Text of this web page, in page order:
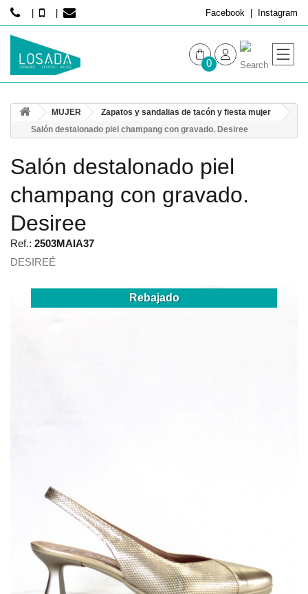
Facebook Instagram
0
HOMBRE
MUJER
Zapatos y sandalias de tacón y fiesta mujer
Salón destalonado piel champang con gravado. Desiree
Salón destalonado piel
champang con gravado.
Desiree
Ref.: 2503MAIA37
DESIREÉ
Rebajado